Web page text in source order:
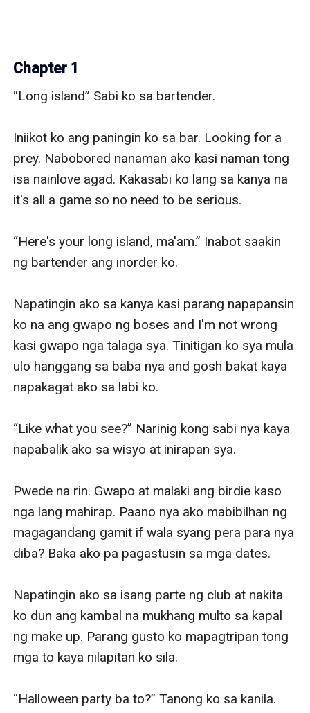
Chapter 1
“Long island” Sabi ko sa bartender.
Iniikot ko ang paningin ko sa bar. Looking for a
prey. Nabobored nanaman ako kasi naman tong
isa nainlove agad. Kakasabi ko lang sa kanya na
it's all a game so no need to be serious.
“Here's your long island, ma'am.” Inabot saakin
ng bartender ang inorder ko.
Napatingin ako sa kanya kasi parang napapansin
ko na ang gwapo ng boses and I'm not wrong
kasi gwapo nga talaga sya. Tinitigan ko sya mula
ulo hanggang sa baba nya and gosh bakat kaya
napakagat ako sa labi ko.
“Like what you see?” Narinig kong sabi nya kaya
napabalik ako sa wisyo at inirapan sya.
Pwede na rin. Gwapo at malaki ang birdie kaso
nga lang mahirap. Paano nya ako mabibilhan ng
magagandang gamit if wala syang pera para nya
diba? Baka ako pa pagastusin sa mga dates.
Napatingin ako sa isang parte ng club at nakita
ko dun ang kambal na mukhang multo sa kapal
ng make up. Parang gusto ko mapagtripan tong
mga to kaya nilapitan ko sila.
“Halloween party ba to?” Tanong ko sa kanila.